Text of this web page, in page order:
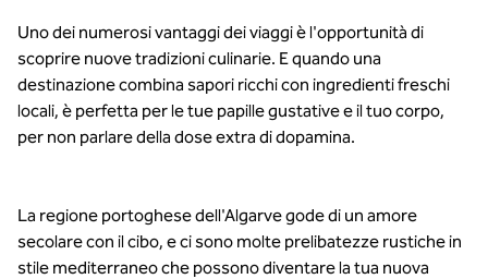
Uno dei numerosi vantaggi dei viaggi è l'opportunità di
scoprire nuove tradizioni culinarie. E quando una
destinazione combina sapori ricchi con ingredienti freschi
locali, è perfetta per le tue papille gustative e il tuo corpo,
per non parlare della dose extra di dopamina.
La regione portoghese dell'Algarve gode di un amore
secolare con il cibo, e ci sono molte prelibatezze rustiche in
stile mediterraneo che possono diventare la tua nuova